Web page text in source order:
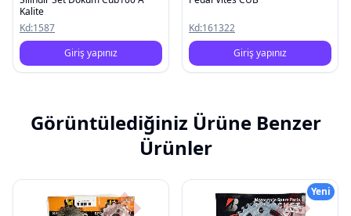
Kalite
Kd:1587
Giriş yapınız
Kd:161322
Giriş yapınız
Görüntülediğiniz Ürüne Benzer
Ürünler
Yeni